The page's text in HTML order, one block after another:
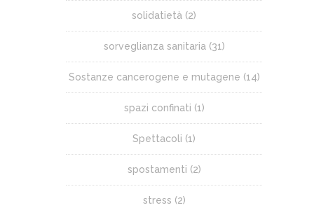
solidatietà (2)
sorveglianza sanitaria (31)
Sostanze cancerogene e mutagene (14)
spazi confinati (1)
Spettacoli (1)
spostamenti (2)
stress (2)